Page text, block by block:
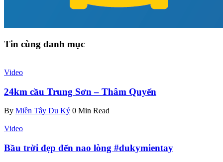
Tin cùng danh mục
Video
24km cầu Trung Sơn – Thâm Quyến
By Miền Tây Du Ký 0 Min Read
Video
Bầu trời đẹp đến nao lòng #dukymientay